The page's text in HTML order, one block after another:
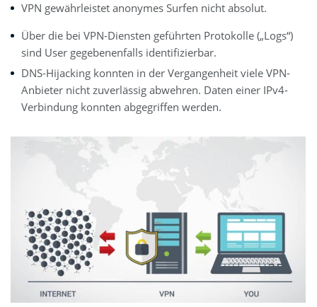
VPN gewährleistet anonymes Surfen nicht absolut.
Über die bei VPN-Diensten geführten Protokolle („Logs“)
sind User gegebenenfalls identifizierbar.
DNS-Hijacking konnten in der Vergangenheit viele VPN-
Anbieter nicht zuverlässig abwehren. Daten einer IPv4-
Verbindung konnten abgegriffen werden.